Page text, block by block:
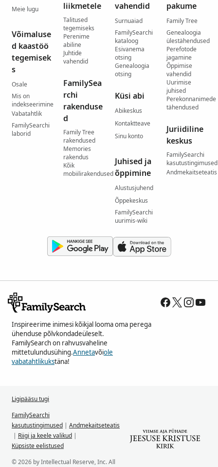
Meie lugu
Võimaluse
d kaastöö
tegemisek
s
Osale
Mis on
indekseerimine
Vabatahtlik
FamilySearchi
laborid
liikmetele
Talitused
tegemiseks
Perenime
abiline
Juhtide
vahendid
FamilySea
rchi
rakenduse
d
Family Tree
rakendused
Memories
rakendus
Kõik
mobiilirakendused
vahendid
Surnuaiad
FamilySearchi
kataloog
Esivanema
otsing
Genealoogia
otsing
Küsi abi
Abikeskus
Kontaktteave
Sinu konto
Juhised ja
õppimine
Alustusjuhend
Õppekeskus
FamilySearchi
uurimis-wiki
pakume
Family Tree
Genealoogia
ülestähendused
Perefotode
jagamine
Õppimise
vahendid
Uurimise
juhised
Perekonnanimede
tähendused
Juriidiline
keskus
FamilySearchi
kasutustingimused
Andmekaitseteatis
Inspireerime inimesi kõikjal looma oma perega
ühenduse põlvkondadeüleselt.
FamilySearch on rahvusvaheline
mittetulundusühing.Annetavõiole
vabatahtlikukstäna!
Ligipääsu tugi
FamilySearchi
kasutustingimused | Andmekaitseteatis
| Riigi ja keele valikud |
Küpsiste eelistused
© 2026 by Intellectual Reserve, Inc. All